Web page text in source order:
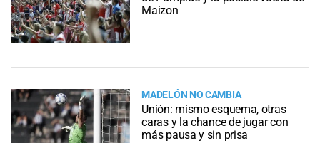
Maizon
MADELÓN NO CAMBIA
Unión: mismo esquema, otras
caras y la chance de jugar con
más pausa y sin prisa